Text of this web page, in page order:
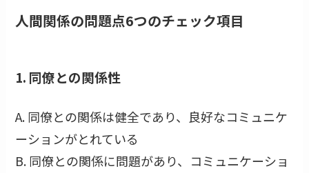
人間関係の問題点6つのチェック項目
1. 同僚との関係性
A. 同僚との関係は健全であり、良好なコミュニケ
ーションがとれている
B. 同僚との関係に問題があり、コミュニケーショ